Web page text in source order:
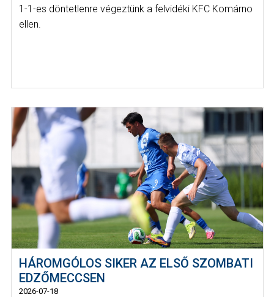
1-1-es döntetlenre végeztünk a felvidéki KFC Komárno
ellen.
HÁROMGÓLOS SIKER AZ ELSŐ SZOMBATI
EDZŐMECCSEN
2026-07-18